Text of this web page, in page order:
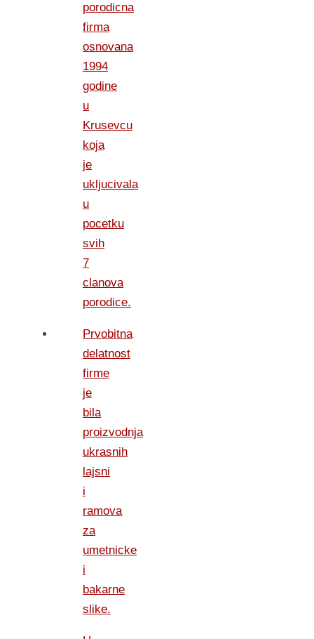
porodicna
firma
osnovana
1994
godine
u
Krusevcu
koja
je
ukljucivala
u
pocetku
svih
7
clanova
porodice.
Prvobitna
delatnost
firme
je
bila
proizvodnja
ukrasnih
lajsni
i
ramova
za
umetnicke
i
bakarne
slike.